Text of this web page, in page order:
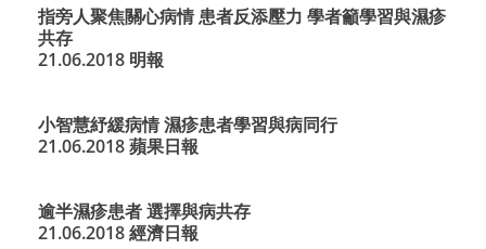
指旁人聚焦關心病情 患者反添壓力 學者籲學習與濕疹
共存
21.06.2018 明報
小智慧紓緩病情 濕疹患者學習與病同行
21.06.2018 蘋果日報
逾半濕疹患者 選擇與病共存
21.06.2018 經濟日報